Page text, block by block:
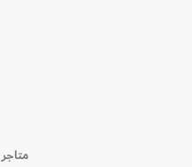
متاجر